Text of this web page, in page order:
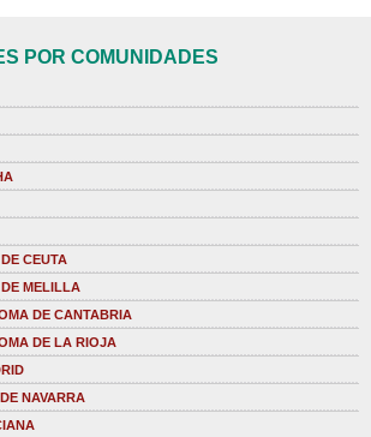
POR COMUNIDADES
CEUTA
MELILLA
DE CANTABRIA
DE LA RIOJA
NAVARRA